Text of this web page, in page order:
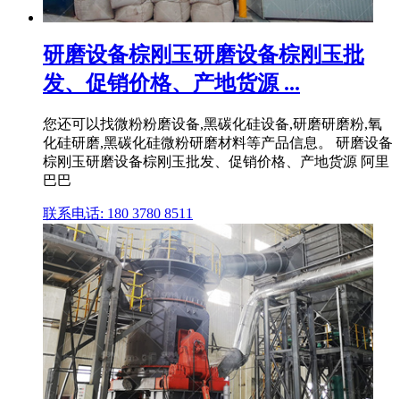
研磨设备棕刚玉研磨设备棕刚玉批
发、促销价格、产地货源 ...
您还可以找微粉粉磨设备,黑碳化硅设备,研磨研磨粉,氧
化硅研磨,黑碳化硅微粉研磨材料等产品信息。 研磨设备
棕刚玉研磨设备棕刚玉批发、促销价格、产地货源 阿里
巴巴
联系电话: 180 3780 8511